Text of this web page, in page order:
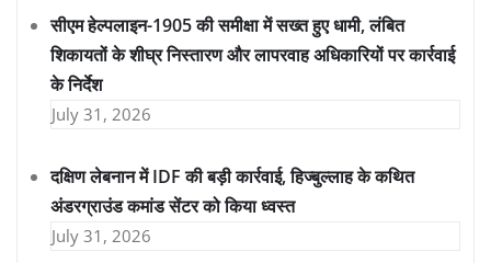
सीएम हेल्पलाइन-1905 की समीक्षा में सख्त हुए धामी, लंबित
शिकायतों के शीघ्र निस्तारण और लापरवाह अधिकारियों पर कार्रवाई
के निर्देश
July 31, 2026
दक्षिण लेबनान में IDF की बड़ी कार्रवाई, हिज्बुल्लाह के कथित
अंडरग्राउंड कमांड सेंटर को किया ध्वस्त
July 31, 2026